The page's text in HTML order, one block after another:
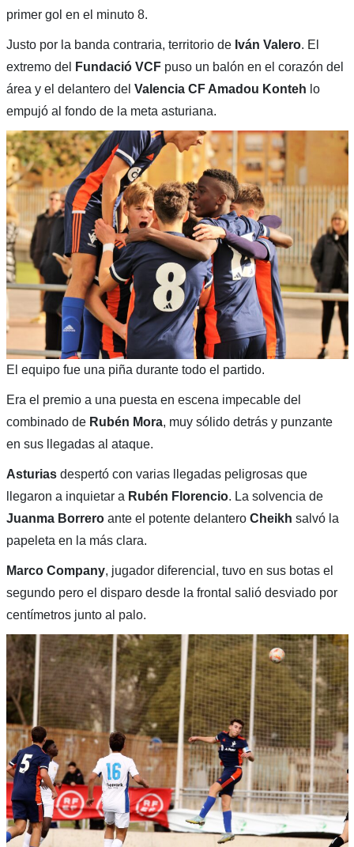
primer gol en el minuto 8.
Justo por la banda contraria, territorio de Iván Valero. El
extremo del
Fundació VCFpuso un balón en el corazón del
área y el delantero del Valencia CF Amadou Konteh lo
empujó al fondo de la meta asturiana.
El equipo fue una piña durante todo el partido.
Era el premio a una puesta en escena impecable del
combinado de Rubén Mora, muy sólido detrás y punzante
en sus llegadas al ataque.
Asturiasdespertó con varias llegadas peligrosas que
llegaron a inquietar a Rubén Florencio. La solvencia de
Juanma Borrero ante el potente delantero Cheikh salvó la
papeleta en la más clara.
Marco Company, jugador diferencial, tuvo en sus botas el
segundo pero el disparo desde la frontal salió desviado por
centímetros junto al palo.